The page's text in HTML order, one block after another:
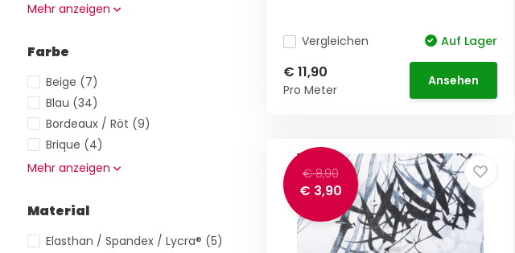
Mehr anzeigen
Farbe
Beige (7)
Blau (34)
Bordeaux / Röt (9)
Brique (4)
Mehr anzeigen
Material
Elasthan / Spandex / Lycra® (5)
Vergleichen Auf Lager
€ 11,90
Pro Meter
Ansehen
€ 8,90
€ 3,90